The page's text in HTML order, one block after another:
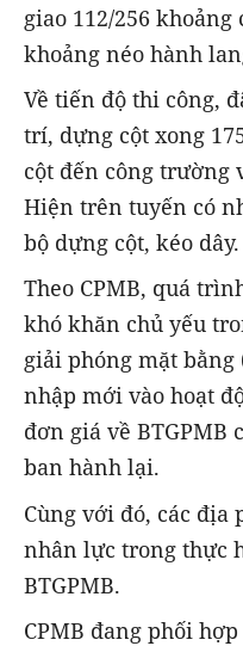
giao 112/256
khoảng néo hành
Về tiến độ thi công,
trí, dựng cột xong
cột đến công trường
Hiện trên tuyến có
bộ dựng cột, kéo dây.
Theo CPMB, quá
khó khăn chủ yếu
giải phóng mặt bằng
nhập mới vào hoạt
đơn giá về BTGPMB
ban hành lại.
Cùng với đó, các địa
nhân lực trong thực
BTGPMB.
CPMB đang phối